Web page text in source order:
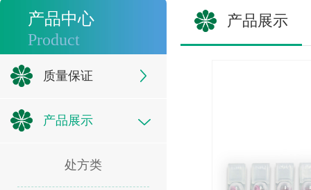
产品中心
Product
质量保证
产品展示
处方类
产品展示